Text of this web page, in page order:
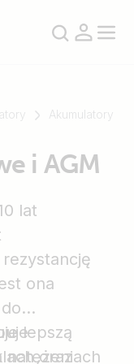
Akumulatory
i AGM
lat
ona
natężeniach
lepszą
oraz